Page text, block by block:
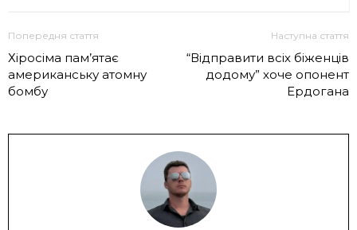
Попередня стаття
Хіросіма пам’ятає
американську атомну
бомбу
Наступна стаття
“Відправити всіх біженців
додому” хоче опонент
Ердогана